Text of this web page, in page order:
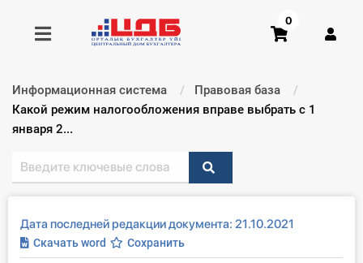
Получить консультацию
Главная ИС
Формы
0
Информационная система
Правовая база
Текущий:
Какой режим налогообложения вправе выбрать с 1
января 2...
Дата последней редакции документа: 21.10.2021
Скачать word Сохранить